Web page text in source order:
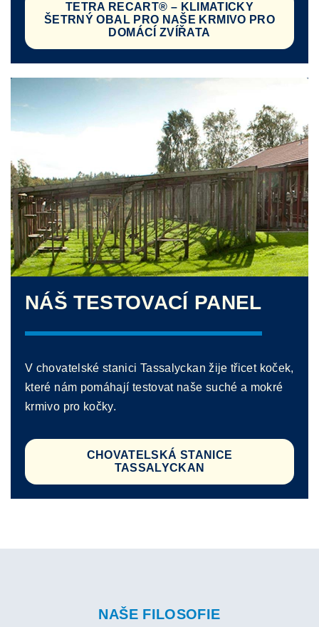
TETRA RECART® – KLIMATICKY
ŠETRNÝ OBAL PRO NAŠE KRMIVO PRO
DOMÁCÍ ZVÍŘATA
NÁŠ TESTOVACÍ PANEL
V chovatelské stanici Tassalyckan žije třicet koček,
které nám pomáhají testovat naše suché a mokré
krmivo pro kočky.
CHOVATELSKÁ STANICE
TASSALYCKAN
NAŠE FILOSOFIE